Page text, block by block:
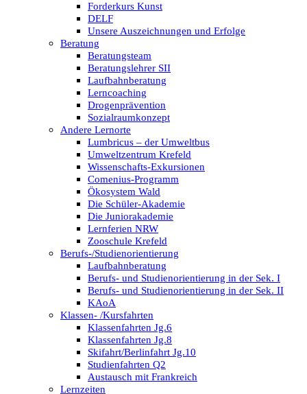
Forderkurs Kunst
DELF
Unsere Auszeichnungen und Erfolge
Beratung
Beratungsteam
Beratungslehrer SII
Laufbahnberatung
Lerncoaching
Drogenprävention
Sozialraumkonzept
Andere Lernorte
Lumbricus – der Umweltbus
Umweltzentrum Krefeld
Wissenschafts-Exkursionen
Comenius-Programm
Ökosystem Wald
Die Schüler-Akademie
Die Juniorakademie
Lernferien NRW
Zooschule Krefeld
Berufs-/Studienorientierung
Laufbahnberatung
Berufs- und Studienorientierung in der Sek. I
Berufs- und Studienorientierung in der Sek. II
KAoA
Klassen- /Kursfahrten
Klassenfahrten Jg.6
Klassenfahrten Jg.8
Skifahrt/Berlinfahrt Jg.10
Studienfahrten Q2
Austausch mit Frankreich
Lernzeiten